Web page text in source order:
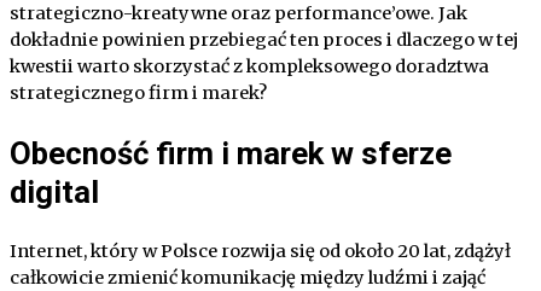
strategiczno-kreatywne oraz performance’owe. Jak
dokładnie powinien przebiegać ten proces i dlaczego w tej
kwestii warto skorzystać z kompleksowego doradztwa
strategicznego firm i marek?
Obecność firm i marek w sferze
digital
Internet, który w Polsce rozwija się od około 20 lat, zdążył
całkowicie zmienić komunikację między ludźmi i zająć